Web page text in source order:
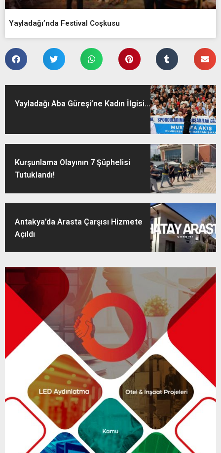
Yayladağı’nda Festival Coşkusu
Yayladağı Aba Güreşi’ne Kadın İlgisi...
Kurşunlama Olayının 7 Şüphelisi
Tutuklandı!
Antakya’da Arasta Çarşısı Hizmete
Açıldı